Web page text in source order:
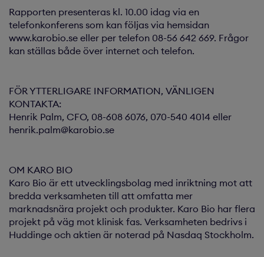
Rapporten presenteras kl. 10.00 idag via en
telefonkonferens som kan följas via hemsidan
www.karobio.se eller per telefon 08-56 642 669. Frågor
kan ställas både över internet och telefon.
FÖR YTTERLIGARE INFORMATION, VÄNLIGEN
KONTAKTA:
Henrik Palm, CFO, 08-608 6076, 070-540 4014 eller
henrik.palm@karobio.se
OM KARO BIO
Karo Bio är ett utvecklingsbolag med inriktning mot att
bredda verksamheten till att omfatta mer
marknadsnära projekt och produkter. Karo Bio har flera
projekt på väg mot klinisk fas. Verksamheten bedrivs i
Huddinge och aktien är noterad på Nasdaq Stockholm.